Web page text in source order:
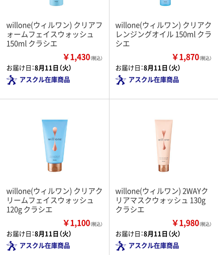
willone(ウィルワン) クリアフ
ォームフェイスウォッシュ
150ml クラシエ
￥1,430（税込）
お届け日：8月11日（火）
アスクル在庫商品
willone(ウィルワン) クリアク
レンジングオイル 150ml クラ
シエ
￥1,870（税込）
お届け日：8月11日（火）
アスクル在庫商品
willone(ウィルワン) クリアク
リームフェイスウォッシュ
120g クラシエ
￥1,100（税込）
お届け日：8月11日（火）
アスクル在庫商品
willone(ウィルワン) 2WAYク
リアマスクウォッシュ 130g
クラシエ
￥1,980（税込）
お届け日：8月11日（火）
アスクル在庫商品